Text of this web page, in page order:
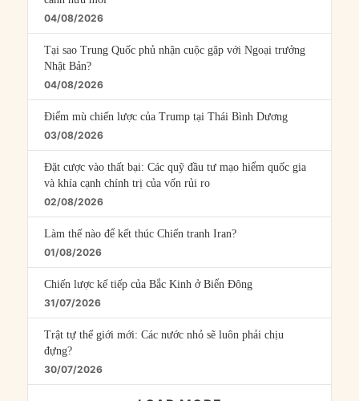
04/08/2026
Tại sao Trung Quốc phủ nhận cuộc gặp với Ngoại trưởng
Nhật Bản?
04/08/2026
Điểm mù chiến lược của Trump tại Thái Bình Dương
03/08/2026
Đặt cược vào thất bại: Các quỹ đầu tư mạo hiểm quốc gia
và khía cạnh chính trị của vốn rủi ro
02/08/2026
Làm thế nào để kết thúc Chiến tranh Iran?
01/08/2026
Chiến lược kế tiếp của Bắc Kinh ở Biển Đông
31/07/2026
Trật tự thế giới mới: Các nước nhỏ sẽ luôn phải chịu
đựng?
30/07/2026